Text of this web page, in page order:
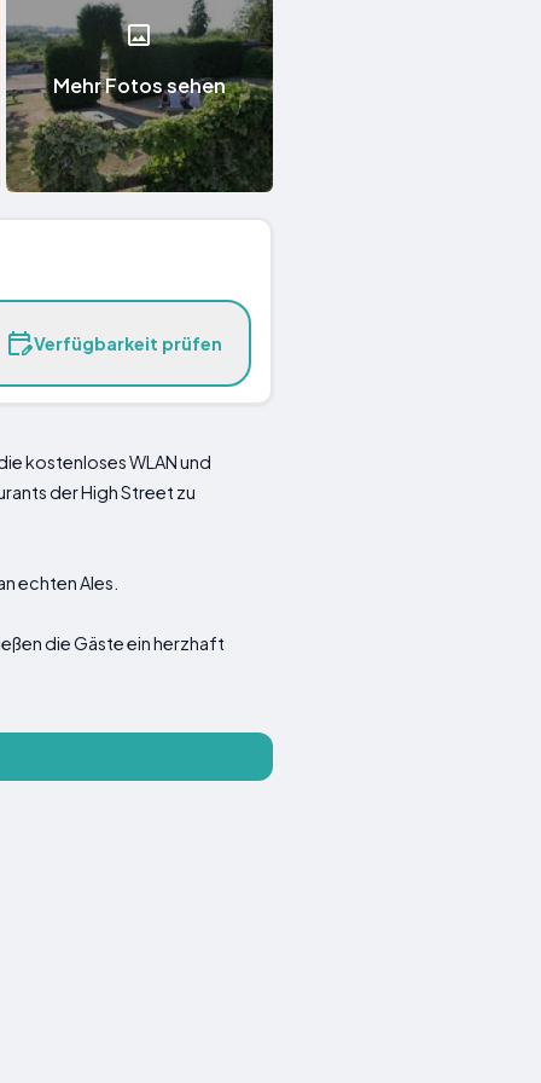
Mehr Fotos sehen
Verfügbarkeit prüfen
kostenloses WLAN und
der High Street zu
echten Ales.
die Gäste ein herzhaft